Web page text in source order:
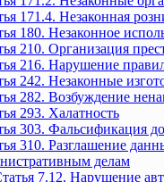
171.4. Незаконная
180. Незаконное
210. Организация
216. Нарушение
242. Незаконные
282. Возбуждение
293. Халатность
303. Фальсификация
310. Разглашение
делам
7.12. Нарушение